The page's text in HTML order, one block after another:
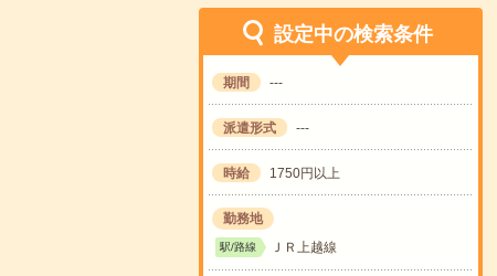
設定中の検索条件
期間 ---
派遣形式 ---
時給 1750円以上
勤務地
駅/路線 ＪＲ上越線